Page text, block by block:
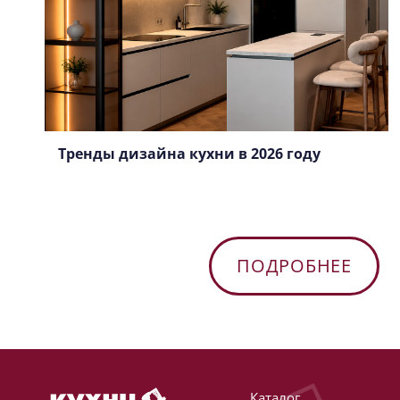
Тренды дизайна кухни в 2026 году
ПОДРОБНЕЕ